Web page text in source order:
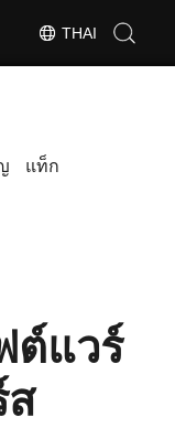
THAI
แท็ก
ต์แวร์